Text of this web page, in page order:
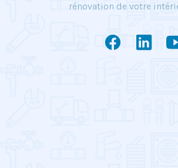
rénovation de votre